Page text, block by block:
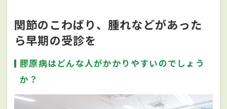
関節のこわばり、腫れなどがあった
ら早期の受診を
膠原病はどんな人がかかりやすいのでしょう
か？